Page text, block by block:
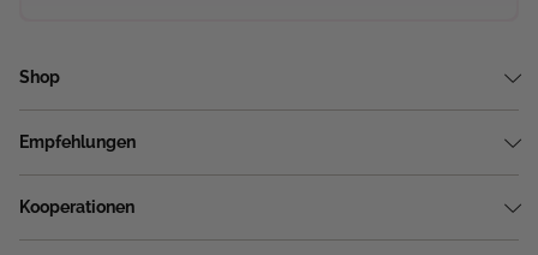
Shop
Empfehlungen
Kooperationen